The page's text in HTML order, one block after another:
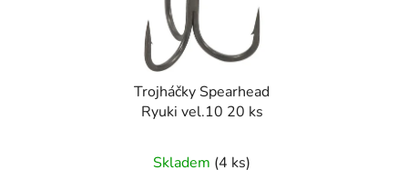
Trojháčky Spearhead
Ryuki vel.10 20 ks
Skladem (4 ks)